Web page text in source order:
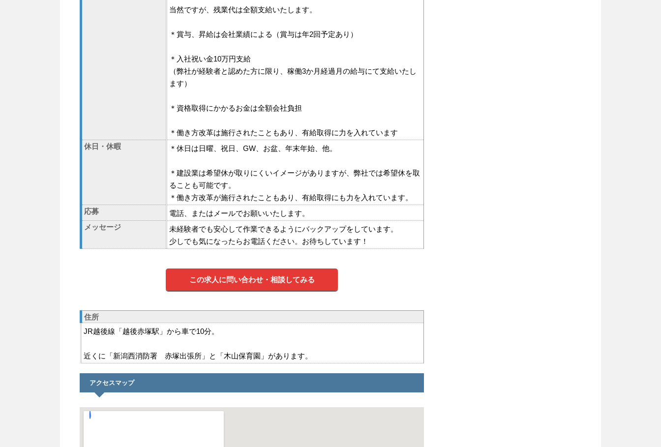
当然ですが、残業代は全額支給いたします。
＊賞与、昇給は会社業績による（賞与は年2回予定あり）
＊入社祝い金10万円支給
（弊社が経験者と認めた方に限り、稼働3か月経過月の給与にて支給いたし
ます）
＊資格取得にかかるお金は全額会社負担
＊働き方改革は施行されたこともあり、有給取得に力を入れています
休日・休暇
＊休日は日曜、祝日、GW、お盆、年末年始、他。
＊建設業は希望休が取りにくいイメージがありますが、弊社では希望休を取
ることも可能です。
＊働き方改革が施行されたこともあり、有給取得にも力を入れています。
応募
電話、またはメールでお願いいたします。
メッセージ
未経験者でも安心して作業できるようにバックアップをしています。
少しでも気になったらお電話ください。お待ちしています！
この求人に問い合わせ・相談してみる
住所
JR越後線「越後赤塚駅」から車で10分。
近くに「新潟西消防署 赤塚出張所」と「木山保育園」があります。
アクセスマップ